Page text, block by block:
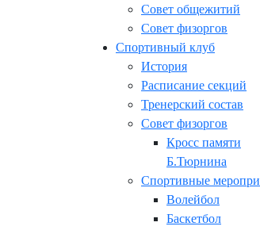
Совет общежитий
Совет физоргов
Спортивный клуб
История
Расписание секций
Тренерский состав
Совет физоргов
Кросс памяти
Б.Тюрнина
Спортивные
Волейбол
Баскетбол